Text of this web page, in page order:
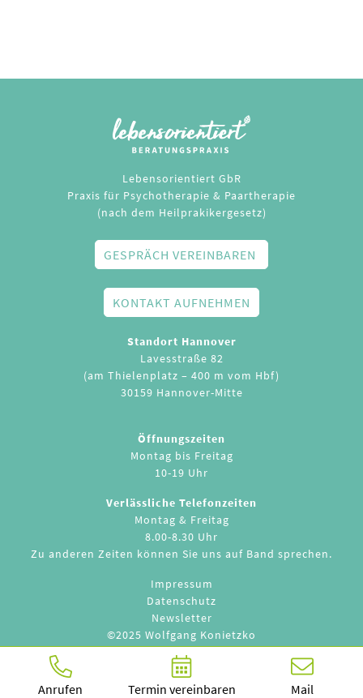
Mail
Termin vereinbaren
Anrufen
Lebensorientiert GbR
Praxis für Psychotherapie & Paartherapie
(nach dem Heilprakikergesetz)
GESPRÄCH VEREINBAREN
KONTAKT AUFNEHMEN
Standort Hannover
Lavesstraße 82
(am Thielenplatz – 400 m vom Hbf)
30159 Hannover-Mitte
Öffnungszeiten
Montag bis Freitag
10-19 Uhr
Verlässliche Telefonzeiten
Montag & Freitag
8.00-8.30 Uhr
Zu anderen Zeiten können Sie uns auf Band sprechen.
Impressum
Datenschutz
Newsletter
©2025 Wolfgang Konietzko